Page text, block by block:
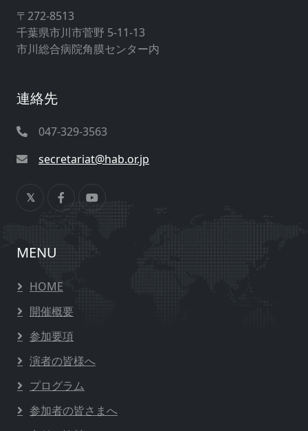
〒272-8513
千葉県市川市菅野 5-11-13
市川総合病院角膜センター内
連絡先
047-329-3563
secretariat@hab.or.jp
MENU
HOME
開催概要
参加要項
演者の皆様へ
プログラム
参加者の皆さまへ